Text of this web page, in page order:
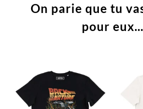
On parie que tu
pour eux...